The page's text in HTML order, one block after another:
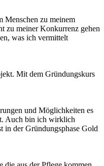
Menschen zu meinem
zu meiner Konkurrenz gehen
was ich vermittelt
Mit dem Gründungskurs
und Möglichkeiten es
Auch bin ich wirklich
in der Gründungsphase Gold